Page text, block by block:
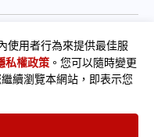
使用者行為來提供最佳服
私權政策 。您可以隨時變更
續瀏覽本網站，即表示您